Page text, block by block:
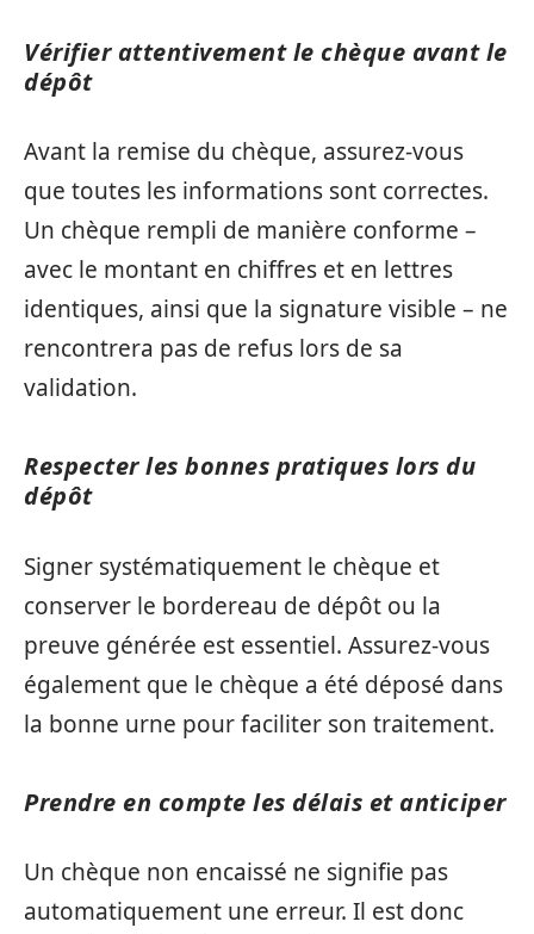
Vérifier attentivement le chèque avant le
dépôt
Avant la remise du chèque, assurez-vous
que toutes les informations sont correctes.
Un chèque rempli de manière conforme –
avec le montant en chiffres et en lettres
identiques, ainsi que la signature visible – ne
rencontrera pas de refus lors de sa
validation.
Respecter les bonnes pratiques lors du
dépôt
Signer systématiquement le chèque et
conserver le bordereau de dépôt ou la
preuve générée est essentiel. Assurez-vous
également que le chèque a été déposé dans
la bonne urne pour faciliter son traitement.
Prendre en compte les délais et anticiper
Un chèque non encaissé ne signifie pas
automatiquement une erreur. Il est donc